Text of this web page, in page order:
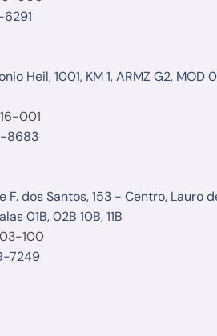
6291
Heil, 1001, KM 1, ARMZ G2, MOD
001
8683
F. dos Santos, 153 - Centro, Lauro
01B, 02B 10B, 11B
100
7249